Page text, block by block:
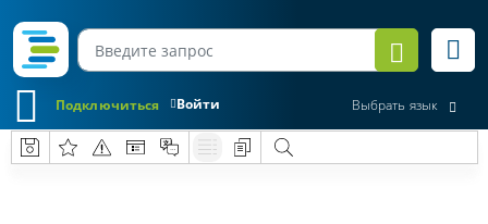
Войти
Подключиться Выбрать язык